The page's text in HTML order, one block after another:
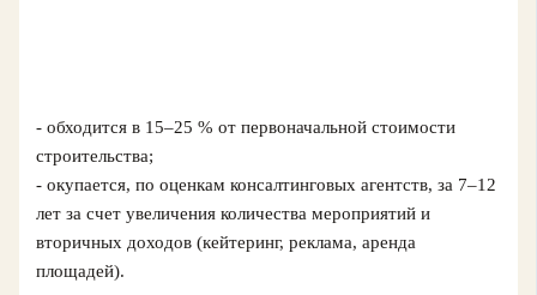
- обходится в 15–25 % от первоначальной стоимости
строительства;
- окупается, по оценкам консалтинговых агентств, за 7–12
лет за счет увеличения количества мероприятий и
вторичных доходов (кейтеринг, реклама, аренда
площадей).